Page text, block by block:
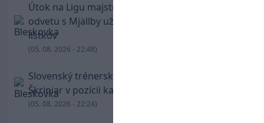
Útok na Ligu majstrov láka! Slovan hlási na
odvetu s Mjällby už viac ako 13-tisíc predaných
lístkov
(05. 08. 2026 - 22:48)
Slovenský trénerský súboj pre Borbélyho,
Škriniar v pozícii kapitána potiahol Fenerbahce
(05. 08. 2026 - 22:24)